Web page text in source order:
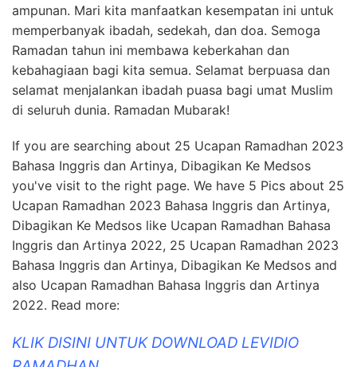
ampunan. Mari kita manfaatkan kesempatan ini untuk
memperbanyak ibadah, sedekah, dan doa. Semoga
Ramadan tahun ini membawa keberkahan dan
kebahagiaan bagi kita semua. Selamat berpuasa dan
selamat menjalankan ibadah puasa bagi umat Muslim
di seluruh dunia. Ramadan Mubarak!
If you are searching about 25 Ucapan Ramadhan 2023
Bahasa Inggris dan Artinya, Dibagikan Ke Medsos
you've visit to the right page. We have 5 Pics about 25
Ucapan Ramadhan 2023 Bahasa Inggris dan Artinya,
Dibagikan Ke Medsos like Ucapan Ramadhan Bahasa
Inggris dan Artinya 2022, 25 Ucapan Ramadhan 2023
Bahasa Inggris dan Artinya, Dibagikan Ke Medsos and
also Ucapan Ramadhan Bahasa Inggris dan Artinya
2022. Read more:
KLIK DISINI UNTUK DOWNLOAD LEVIDIO